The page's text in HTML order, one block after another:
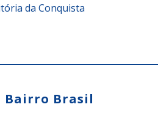
da Conquista
Bairro Brasil